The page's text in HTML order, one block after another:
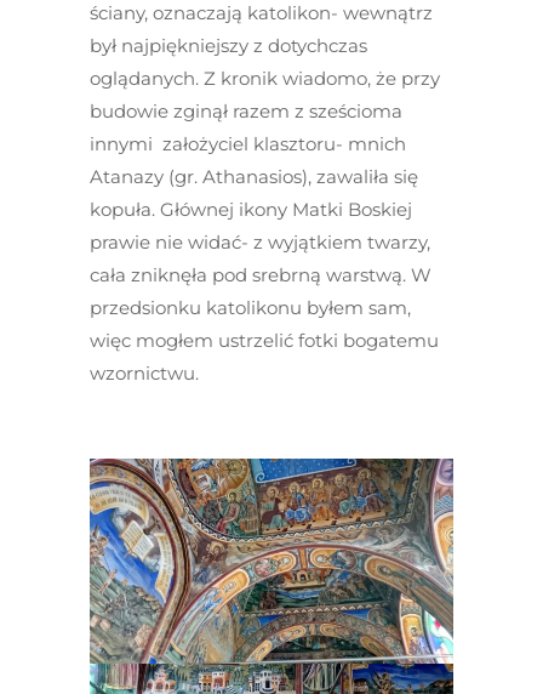
ściany, oznaczają katolikon- wewnątrz
był najpiękniejszy z dotychczas
oglądanych. Z kronik wiadomo, że przy
budowie zginął razem z sześcioma
innymi założyciel klasztoru- mnich
Atanazy (gr. Athanasios), zawaliła się
kopuła. Głównej ikony Matki Boskiej
prawie nie widać- z wyjątkiem twarzy,
cała zniknęła pod srebrną warstwą. W
przedsionku katolikonu byłem sam,
więc mogłem ustrzelić fotki bogatemu
wzornictwu.